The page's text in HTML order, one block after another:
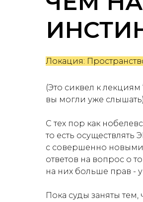
Локация:
(Это сиквел к лекциям
вы могли уже слышать)
С тех пор как
то есть осуществлять
с совершенно новыми
ответов на вопрос о
на них больше прав -
Пока суды заняты